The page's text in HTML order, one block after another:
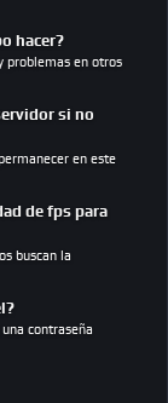
hacer?
problemas en otros
si no
en este
de fps para
buscan la
contraseña